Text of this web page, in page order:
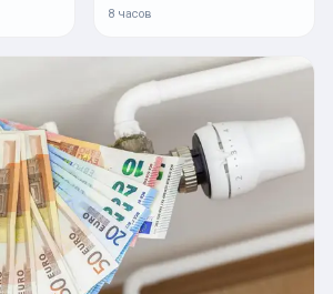
8 часов